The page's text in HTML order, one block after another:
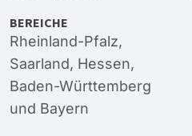
BEREICHE
Rheinland-Pfalz,
Saarland, Hessen,
Baden-Württemberg
und Bayern